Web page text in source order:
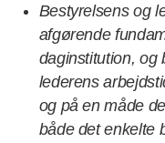
Bestyrelsens og
afgørende
daginstitution, og
lederens
og på en måde
både det enkelte